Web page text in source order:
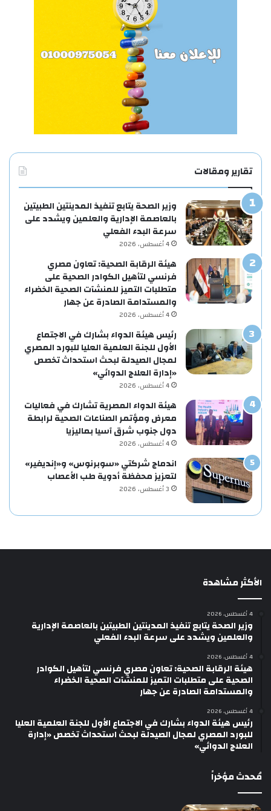
تقارير ومقالات
وزير الصحة يتابع تنفيذ المدينتين الطبيتين
بالعاصمة الإدارية والعلمين ويشدد على
سرعة البدء الفعلي
4 أغسطس، 2026
هيئة الرقابة الصحية: تعاون مصري
فرنسي لتأهيل الكوادر الصحية على
متطلبات التميز للمنشآت الصحية الخضراء
والمستدامة الصادرة عن جهار
4 أغسطس، 2026
رئيس هيئة الدواء بشارك في الاجتماع
الأول للجنة العلمية العليا للبورد المصري
لمجال الصيدلة لبحث استحداث تخصص
«إدارة العلاج الدوائي»
4 أغسطس، 2026
هيئة الدواء المصرية تشارك في فعاليات
معرض ومؤتمر الصناعات الصحية لرابطة
دول جنوب شرق آسيا بماليزيا
4 أغسطس، 2026
اندماج شركتي «سوبرنوس» و«إنديفير»
لتعزيز محفظة أدوية طب الأعصاب
3 أغسطس، 2026
الأكثر مشاهدة
4 أغسطس، 2026
وزير الصحة يتابع تنفيذ المدينتين الطبيتين بالعاصمة الإدارية
والعلمين ويشدد على سرعة البدء الفعلي
4 أغسطس، 2026
هيئة الرقابة الصحية: تعاون مصري فرنسي لتأهيل الكوادر
الصحية على متطلبات التميز للمنشآت الصحية الخضراء
والمستدامة الصادرة عن جهار
4 أغسطس، 2026
رئيس هيئة الدواء بشارك في الاجتماع الأول للجنة العلمية العليا
للبورد المصري لمجال الصيدلة لبحث استحداث تخصص «إدارة
العلاج الدوائي»
مُحدث مؤخراً